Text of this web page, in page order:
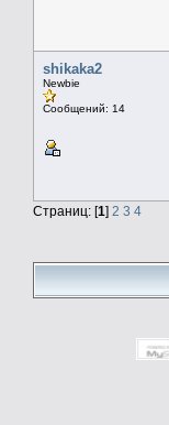
shikaka2
Newbie
Сообщений: 14
Страниц: [1] 2 3 4